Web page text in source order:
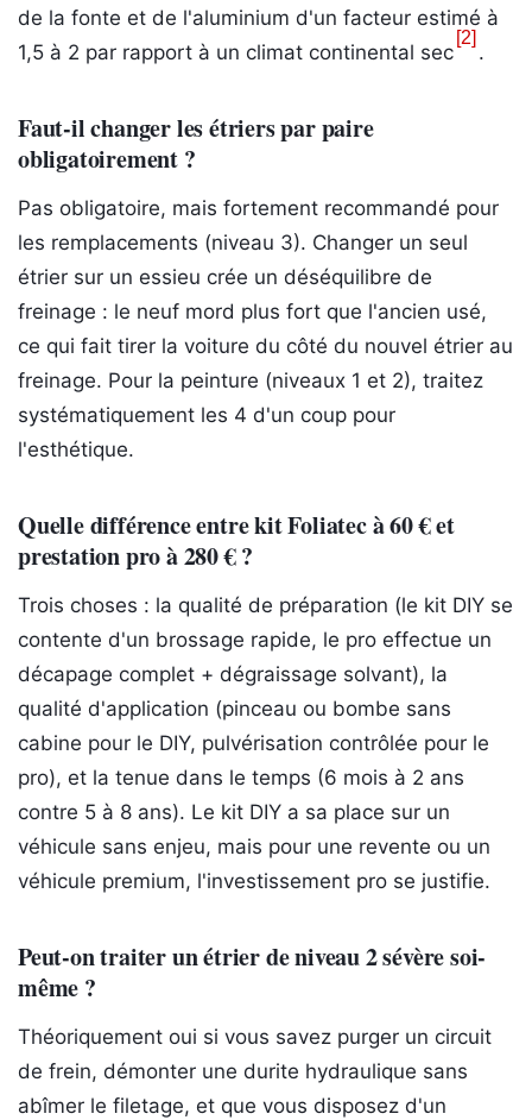
de la fonte et de l'aluminium d'un facteur estimé à
1,5 à 2 par rapport à un climat continental sec
[2]
.
Faut-il changer les étriers par paire
obligatoirement ?
Pas obligatoire, mais fortement recommandé pour
les remplacements (niveau 3). Changer un seul
étrier sur un essieu crée un déséquilibre de
freinage : le neuf mord plus fort que l'ancien usé,
ce qui fait tirer la voiture du côté du nouvel étrier au
freinage. Pour la peinture (niveaux 1 et 2), traitez
systématiquement les 4 d'un coup pour
l'esthétique.
Quelle différence entre kit Foliatec à 60 € et
prestation pro à 280 € ?
Trois choses : la qualité de préparation (le kit DIY se
contente d'un brossage rapide, le pro effectue un
décapage complet + dégraissage solvant), la
qualité d'application (pinceau ou bombe sans
cabine pour le DIY, pulvérisation contrôlée pour le
pro), et la tenue dans le temps (6 mois à 2 ans
contre 5 à 8 ans). Le kit DIY a sa place sur un
véhicule sans enjeu, mais pour une revente ou un
véhicule premium, l'investissement pro se justifie.
Peut-on traiter un étrier de niveau 2 sévère soi-
même ?
Théoriquement oui si vous savez purger un circuit
de frein, démonter une durite hydraulique sans
abîmer le filetage, et que vous disposez d'un